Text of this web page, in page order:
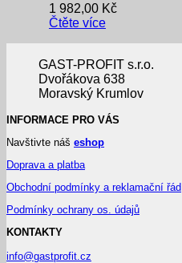
1 982,00 Kč
Čtěte více
GAST-PROFIT s.r.o.
Dvořákova 638
Moravský Krumlov
INFORMACE PRO VÁS
Navštivte náš eshop
Doprava a platba
Obchodní podmínky a reklamační řád
Podmínky ochrany os. údajů
KONTAKTY
info@gastprofit.cz